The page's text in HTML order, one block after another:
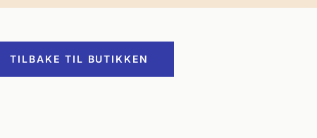
TILBAKE TIL BUTIKKEN